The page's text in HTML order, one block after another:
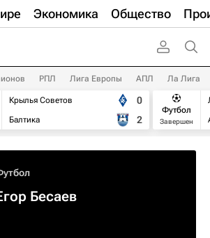
Экономика Общество
РПЛ Лига Европы АПЛ Ла Лига
Крылья Советов
Балтика
0
2
Футбол
Завершен
Бесаев